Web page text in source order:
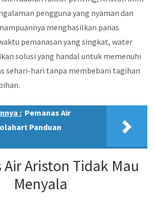
pengguna yang nyaman dan
menghasilkan panas
pemanasan yang singkat, water
solusi yang handal untuk memenuhi
sehari-hari tanpa membebani tagihan
: Pemanas Air
Panduan
Air Ariston Tidak Mau
Menyala